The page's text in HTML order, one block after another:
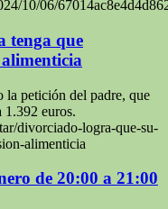
10/06/
tenga que
la petición del padre, que
1.392 euros.
divorciado-logra-que-su-
alimenticia
de 20:00 a 21:00